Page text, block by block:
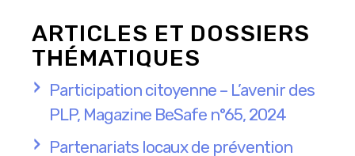
ARTICLES ET DOSSIERS
THÉMATIQUES
Participation citoyenne – L’avenir des
PLP, Magazine BeSafe n°65, 2024
Partenariats locaux de prévention